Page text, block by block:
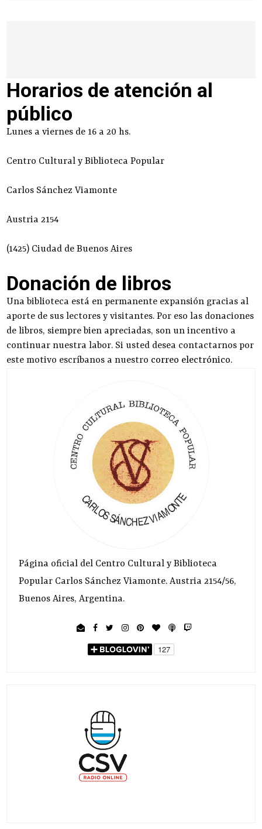
Horarios de atención al
público
Lunes a viernes de 16 a 20 hs.
Centro Cultural y Biblioteca Popular
Carlos Sánchez Viamonte
Austria 2154
(1425) Ciudad de Buenos Aires
Donación de libros
Una biblioteca está en permanente expansión gracias al
aporte de sus lectores y visitantes. Por eso las donaciones
de libros, siempre bien apreciadas, son un incentivo a
continuar nuestra labor. Si usted desea contactarnos por
este motivo escríbanos a nuestro correo electrónico.
Página oficial del Centro Cultural y Biblioteca
Popular Carlos Sánchez Viamonte. Austria 2154/56,
Buenos Aires, Argentina.